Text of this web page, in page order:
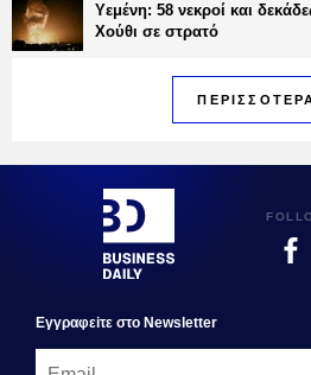
Υεμένη: 58 νεκροί και
Χούθι σε στρατό
Εγγραφεiτε στο Newsletter